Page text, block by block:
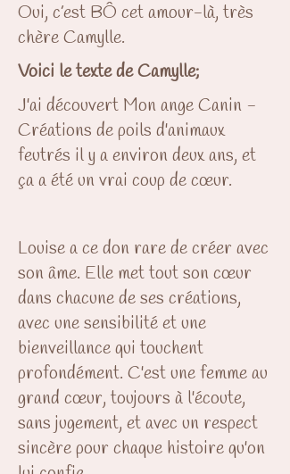
Oui, c’est BÔ cet amour-là, très
chère Camylle.
Voici le texte de Camylle;
J'ai découvert Mon ange Canin -
Créations de poils d'animaux
feutrés il y a environ deux ans, et
ça a été un vrai coup de cœur.
Louise a ce don rare de créer avec
son âme. Elle met tout son cœur
dans chacune de ses créations,
avec une sensibilité et une
bienveillance qui touchent
profondément. C'est une femme au
grand cœur, toujours à l'écoute,
sans jugement, et avec un respect
sincère pour chaque histoire qu'on